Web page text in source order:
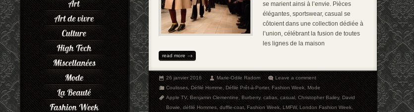
se marient ainsi à l’envie. Pièces
élégantes, sportswear, casual se
côtoient dans une collection dédiée à
l’union, célébrant la fusion de toutes
les lignes de la maison
read more
26 janvier 2016 Marie-Odile Radom
Leave a comment
Coulisses,Défilé Homme,Défilé Prêt-à-Porter,Fashion Week,Mode
Apple TV,Benjamin Clementine,Burberry,cabas,casual,Christopher Bailey,David
Bowie,défilé Hommes,duffle-coat,Fashion Week,LMFW,London Fashion Week,